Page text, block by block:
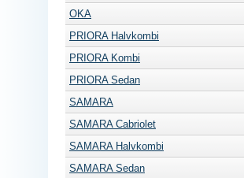
OKA
PRIORA Halvkombi
PRIORA Kombi
PRIORA Sedan
SAMARA
SAMARA Cabriolet
SAMARA Halvkombi
SAMARA Sedan